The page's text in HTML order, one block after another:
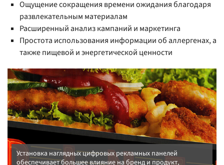
Ощущение сокращения времени ожидания благодаря
развлекательным материалам
Расширенный анализ кампаний и маркетинга
Простота использования информации об аллергенах, а
также пищевой и энергетической ценности
Установка наглядных цифровых рекламных панелей
обеспечивает большее влияние на бренд и продукт,